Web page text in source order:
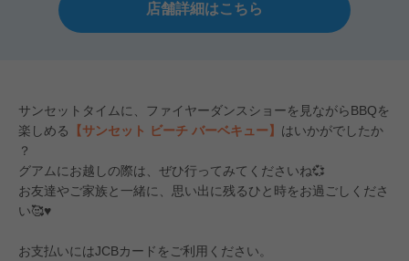
店舗詳細はこちら
サンセットタイムに、ファイヤーダンスショーを見ながらBBQを
楽しめる
【サンセット ビーチ バーベキュー】 はいかがでしたか
？
グアムにお越しの際は、ぜひ行ってみてくださいね💞
お友達やご家族と一緒に、思い出に残るひと時をお過ごしくださ
い🥰♥
お支払いにはJCBカードをご利用ください。